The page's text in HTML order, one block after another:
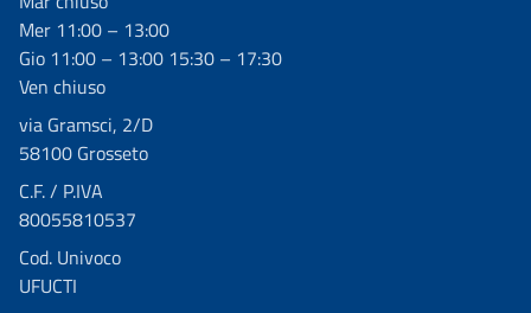
Mer 11:00 – 13:00
Gio 11:00 – 13:00 15:30 – 17:30
Ven chiuso
via Gramsci, 2/D
58100 Grosseto
C.F. / P.IVA
80055810537
Cod. Univoco
UFUCTI